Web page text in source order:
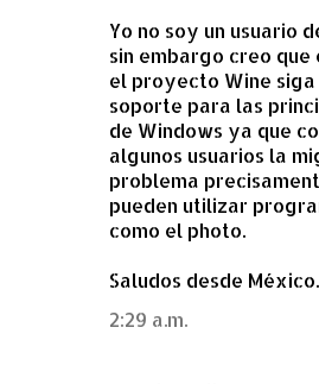
Yo no soy un usuario
sin embargo creo
el proyecto Wine
soporte para las
de Windows ya que
algunos usuarios la
problema
pueden utilizar
como el photo.
Saludos desde México.
2:29 a.m.